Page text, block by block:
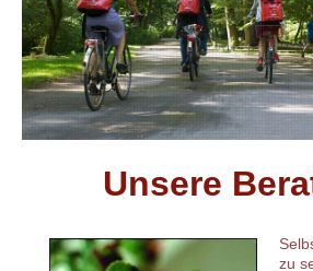
Unsere
zu